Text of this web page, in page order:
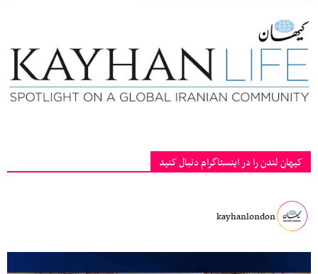
کیهان لندن را در اینستاگرام دنبال کنید
kayhanlondon